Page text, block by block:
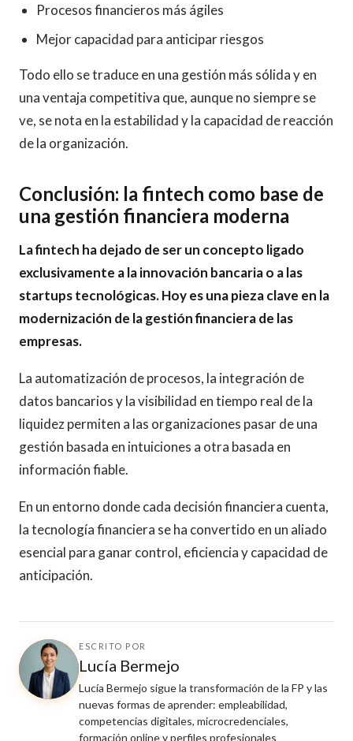
Procesos financieros más ágiles
Mejor capacidad para anticipar riesgos
Todo ello se traduce en una gestión más sólida y en
una ventaja competitiva que, aunque no siempre se
ve, se nota en la estabilidad y la capacidad de reacción
de la organización.
Conclusión: la fintech como base de
una gestión financiera moderna
La fintech ha dejado de ser un concepto ligado
exclusivamente a la innovación bancaria o a las
startups tecnológicas. Hoy es una pieza clave en la
modernización de la gestión financiera de las
empresas.
La automatización de procesos, la integración de
datos bancarios y la visibilidad en tiempo real de la
liquidez permiten a las organizaciones pasar de una
gestión basada en intuiciones a otra basada en
información fiable.
En un entorno donde cada decisión financiera cuenta,
la tecnología financiera se ha convertido en un aliado
esencial para ganar control, eficiencia y capacidad de
anticipación.
ESCRITO POR
Lucía Bermejo
Lucía Bermejo sigue la transformación de la FP y las
nuevas formas de aprender: empleabilidad,
competencias digitales, microcredenciales,
formación online y perfiles profesionales